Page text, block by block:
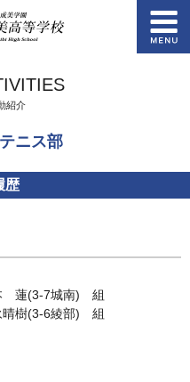
学校法人成美学
紹介
ニス部
歴
蓮(3-7城南) 組
樹(3-6綾部) 組